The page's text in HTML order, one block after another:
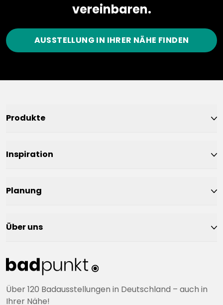
vereinbaren.
AUSSTELLUNG IN IHRER NÄHE FINDEN
Über 120 Badausstellungen in Deutschland – auch in
Ihrer Nähe!
Produkte
Inspiration
Planung
Über uns